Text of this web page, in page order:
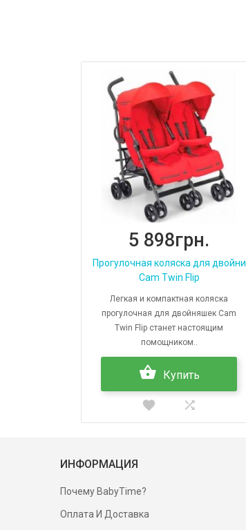
5 898грн.
Прогулочная коляска для двойни
Cam Twin Flip
Легкая и компактная коляска
прогулочная для двойняшек Cam
Twin Flip станет настоящим
помощником..
Купить
ИНФОРМАЦИЯ
Почему BabyTime?
Оплата И Доставка